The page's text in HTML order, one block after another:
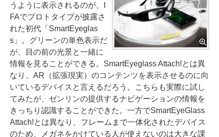
うように表示されるのが、I
FAでプロトタイプが披露さ
れた初代「SmartEyeglas
s」。グリーンの単色表示だ
が、目の前の光景と一緒に
情報を見ることができる。SmartEyeglass Attach!とは異
なり、AR（拡張現実）のコンテンツを表示させるのに向
いているデバイスと言えるだろう。こちらも実際に試し
てみたが、ゼンリンの提供するナビゲーションの情報を
きっちり認識することができた。一方でSmartEyeGlass
Attach!とは異なり、フレームまで一体化されたデバイス
のため、メガネをかけている人が使えないのは大きな課